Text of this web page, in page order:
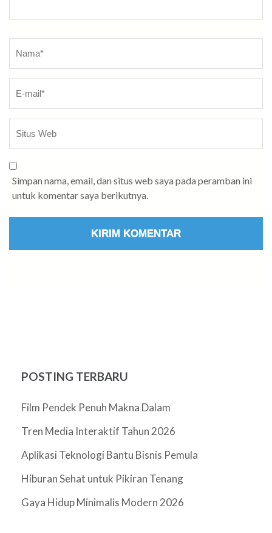
Simpan nama, email, dan situs web saya pada peramban ini
untuk komentar saya berikutnya.
POSTING TERBARU
Film Pendek Penuh Makna Dalam
Tren Media Interaktif Tahun 2026
Aplikasi Teknologi Bantu Bisnis Pemula
Hiburan Sehat untuk Pikiran Tenang
Gaya Hidup Minimalis Modern 2026